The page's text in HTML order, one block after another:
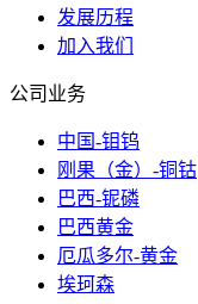
发展历程
加入我们
公司业务
中国-钼钨
刚果（金）-铜钴
巴西-铌磷
巴西黄金
厄瓜多尔-黄金
埃珂森